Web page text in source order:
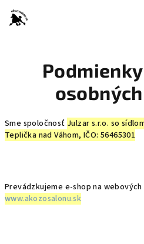
obsah
Sme spoločnosť Julzar s.r.o. so
Teplička nad Váhom, IČO: 56465301
Prevádzkujeme e-shop na
www.akozosalonu.sk